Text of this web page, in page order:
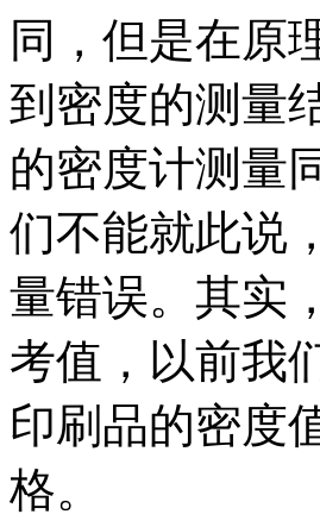
同，但是在原
到密度的测量
的密度计测量
们不能就此说
量错误。其实
考值，以前我
印刷品的密度
格。